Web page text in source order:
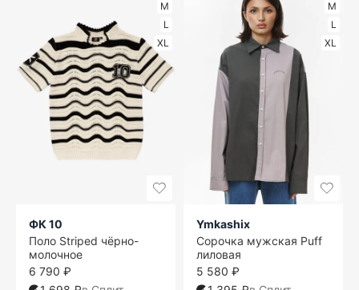
M
L
XL
ФК 10
Поло Striped чёрно-
молочное
6 790 ₽
M
L
XL
Ymkashix
Сорочка мужская Puff
лиловая
5 580 ₽